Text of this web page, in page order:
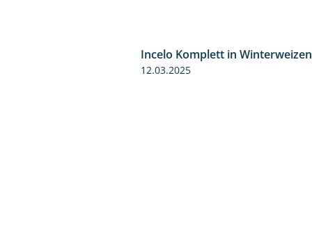
Incelo Komplett in Winterweizen
12.03.2025